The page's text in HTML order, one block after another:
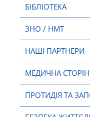
БІБЛІОТЕКА
ЗНО / НМТ
НАШІ ПАРТНЕРИ
МЕДИЧНА
ПРОТИДІЯ ТА